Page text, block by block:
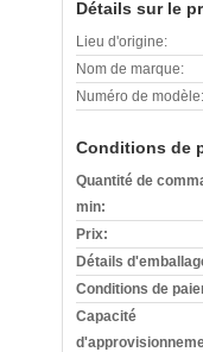
Détails sur le
Lieu d'origine:
Nom de marque:
Numéro de modèle:
Conditions de
Quantité de
min:
Prix:
Détails
Conditions de
Capacité